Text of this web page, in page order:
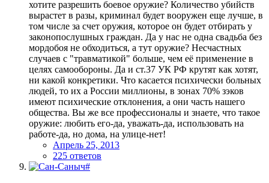
хотите разрешить боевое оружие? Количество убийств
вырастет в разы, криминал будет вооружен еще лучше, в
том числе за счет оружия, которое он будет отбирать у
законопослушных граждан. Да у нас не одна свадьба без
мордобоя не обходиться, а тут оружие? Несчастных
случаев с "травматикой" больше, чем её применение в
целях самообороны. Да и ст.37 УК РФ крутят как хотят,
ни какой конкретики. Что касается психически больных
людей, то их а России миллионы, в зонах 70% зэков
имеют психические отклонения, а они часть нашего
общества. Вы же все профессионалы и знаете, что такое
оружие: любить его-да, уважать-да, использовать на
работе-да, но дома, на улице-нет!
Апрель 25, 2013
225 ответов